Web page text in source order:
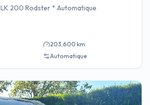
200 Rodster * Automatique
203,600 km
Automatique